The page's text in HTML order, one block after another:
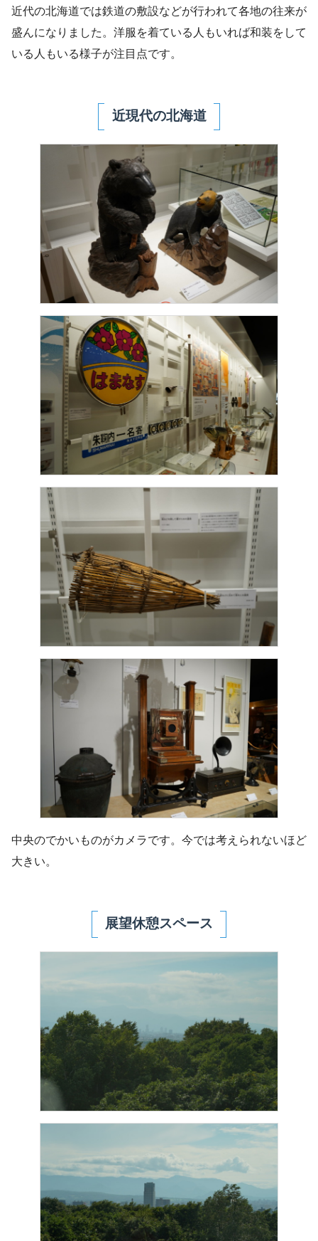
近代の北海道では鉄道の敷設などが行われて各地の往来が
盛んになりました。洋服を着ている人もいれば和装をして
いる人もいる様子が注目点です。
近現代の北海道
中央のでかいものがカメラです。今では考えられないほど
大きい。
展望休憩スペース